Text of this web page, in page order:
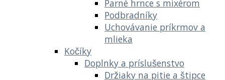
Parné hrnce s mixérom
Podbradníky
Uchovávanie príkrmov a
mlieka
Kočíky
Doplnky a príslušenstvo
Držiaky na pitie a štipce